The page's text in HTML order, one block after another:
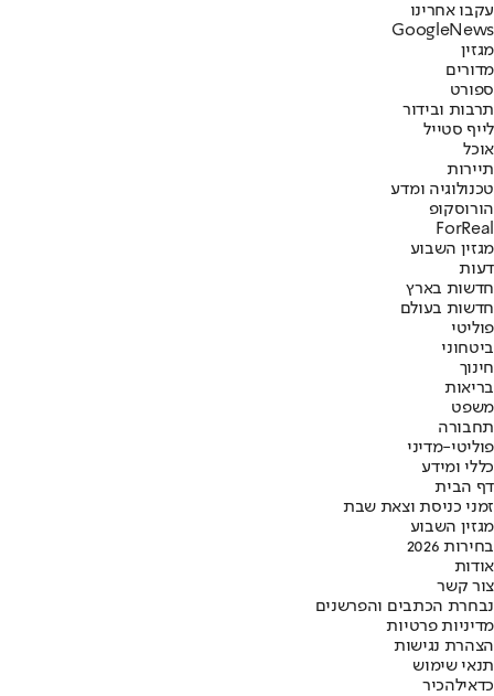
עקבו אחרינו
Googl eNews
מגזין
מדורים
ספורט
תרבות ובידור
לייף סטייל
אוכל
תיירות
טכנולוגיה ומדע
הורוסקופ
ForReal
מגזין השבוע
דעות
חדשות בארץ
חדשות בעולם
פוליטי
ביטחוני
חינוך
בריאות
משפט
תחבורה
פוליטי-מדיני
כללי ומידע
דף הבית
זמני כניסת וצאת שבת
מגזין השבוע
בחירות 2026
אודות
צור קשר
נבחרת הכתבים והפרשנים
מדיניות פרטיות
הצהרת נגישות
תנאי שימוש
כדאילהכיר